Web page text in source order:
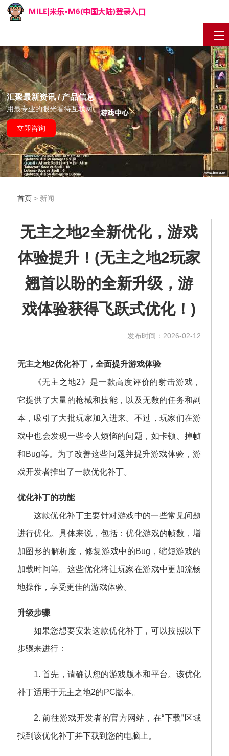
汇聚最新资讯 / 产品信息
用最专业的眼光看待互联网
立即咨询
首页> 新闻
无主之地2全新优化，游戏
体验提升！(无主之地2玩家
翘首以盼的全新升级，游
戏体验获得飞跃式优化！)
发布时间：2026-02-12
无主之地2优化补丁，全面提升游戏体验
《无主之地2》是一款高度评价的射击游戏，
它提供了大量的枪械和技能，以及无数的任务和副
本，吸引了大批玩家加入进来。不过，玩家们在游
戏中也会发现一些令人烦恼的问题，如卡顿、掉帧
和Bug等。为了改善这些问题并提升游戏体验，游
戏开发者推出了一款优化补丁。
优化补丁的功能
这款优化补丁主要针对游戏中的一些常见问题
进行优化。具体来说，包括：优化游戏的帧数，增
加图形的解析度，修复游戏中的Bug，缩短游戏的
加载时间等。这些优化将让玩家在游戏中更加流畅
地操作，享受更佳的游戏体验。
升级步骤
如果您想要安装这款优化补丁，可以按照以下
步骤来进行：
1. 首先，请确认您的游戏版本和平台。该优化
补丁适用于无主之地2的PC版本。
2. 前往游戏开发者的官方网站，在“下载”区域
找到该优化补丁并下载到您的电脑上。